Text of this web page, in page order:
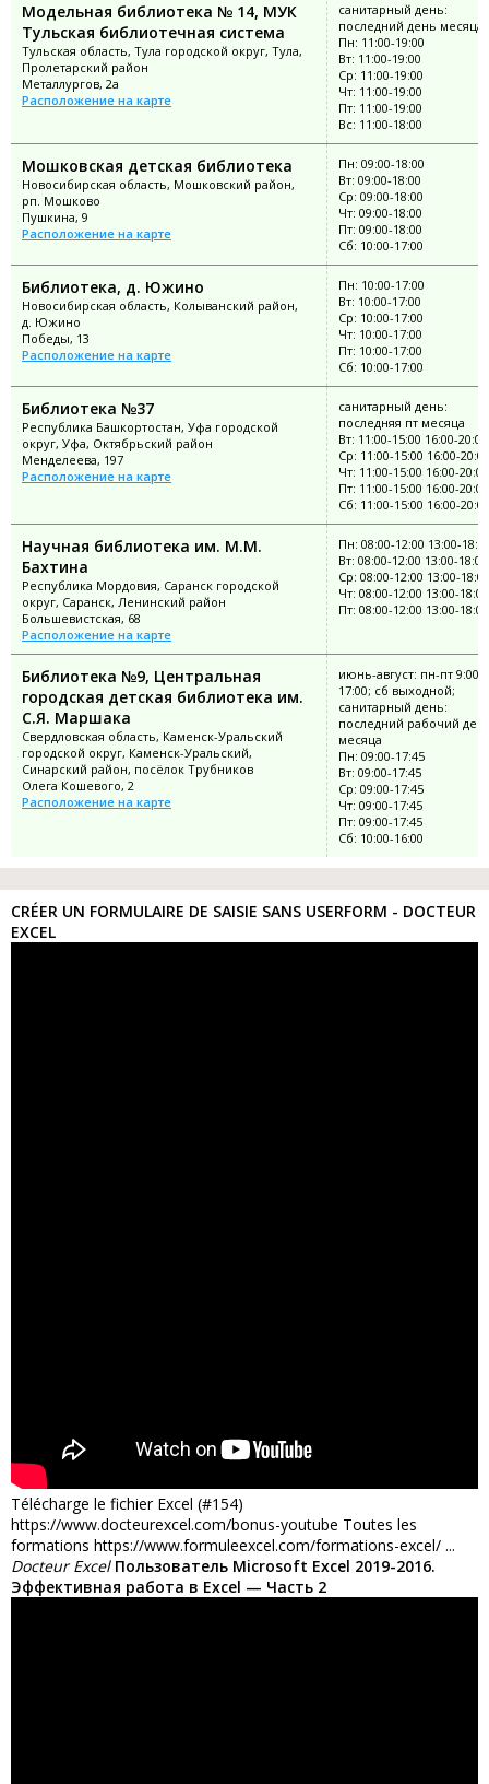
Модельная библиотека № 14, МУК
Тульская библиотечная система
Тульская область, Тула городской округ, Тула,
Пролетарский район
Металлургов, 2а
Расположение на карте
санитарный день:
последний день месяца
Пн: 11:00-19:00
Вт: 11:00-19:00
Ср: 11:00-19:00
Чт: 11:00-19:00
Пт: 11:00-19:00
Вс: 11:00-18:00
Мошковская детская библиотека
Новосибирская область, Мошковский район,
рп. Мошково
Пушкина, 9
Расположение на карте
Пн: 09:00-18:00
Вт: 09:00-18:00
Ср: 09:00-18:00
Чт: 09:00-18:00
Пт: 09:00-18:00
Сб: 10:00-17:00
Библиотека, д. Южино
Новосибирская область, Колыванский район,
д. Южино
Победы, 13
Расположение на карте
Пн: 10:00-17:00
Вт: 10:00-17:00
Ср: 10:00-17:00
Чт: 10:00-17:00
Пт: 10:00-17:00
Сб: 10:00-17:00
Библиотека №37
Республика Башкортостан, Уфа городской
округ, Уфа, Октябрьский район
Менделеева, 197
Расположение на карте
санитарный день:
последняя пт месяца
Вт: 11:00-15:00 16:00-20:00
Ср: 11:00-15:00 16:00-20:00
Чт: 11:00-15:00 16:00-20:00
Пт: 11:00-15:00 16:00-20:00
Сб: 11:00-15:00 16:00-20:00
Научная библиотека им. М.М.
Бахтина
Республика Мордовия, Саранск городской
округ, Саранск, Ленинский район
Большевистская, 68
Расположение на карте
Пн: 08:00-12:00 13:00-
Вт: 08:00-12:00 13:00-18:00
Ср: 08:00-12:00 13:00-18:00
Чт: 08:00-12:00 13:00-18:00
Пт: 08:00-12:00 13:00-18:00
Библиотека №9, Центральная
городская детская библиотека им.
С.Я. Маршака
Свердловская область, Каменск-Уральский
городской округ, Каменск-Уральский,
Синарский район, посёлок Трубников
Олега Кошевого, 2
Расположение на карте
июнь-август: пн-пт 9:00-
17:00; сб выходной;
санитарный день:
последний рабочий
месяца
Пн: 09:00-17:45
Вт: 09:00-17:45
Ср: 09:00-17:45
Чт: 09:00-17:45
Пт: 09:00-17:45
Сб: 10:00-16:00
CRÉER UN FORMULAIRE DE SAISIE SANS USERFORM - DOCTEUR
EXCEL
Télécharge le fichier Excel (#154)
https://www.docteurexcel.com/bonus-youtube Toutes les
formations https://www.formuleexcel.com/formations-excel/ ...
Docteur Excel Пользователь Microsoft Excel 2019-2016.
Эффективная работа в Excel — Часть 2